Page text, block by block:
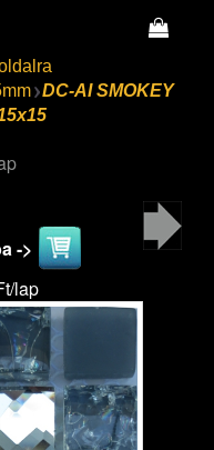
DC-AI SMOKEY
->
lap